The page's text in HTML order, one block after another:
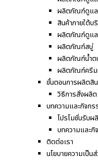
ผลิตภัณฑ์ดูแล
สินค้าภายใต้บ
ผลิตภัณฑ์ดูแล
ผลิตภัณฑ์สบู่
ผลิตภัณฑ์น้ำต
ผลิตภัณฑ์ครี
ขั้นตอนการผลิตสิ
วิธีการสั่งผลิต
บทความและกิจกร
โปรโมชั่นรับผ
บทความและกิ
ติดต่อเรา
นโยบายความเป็น